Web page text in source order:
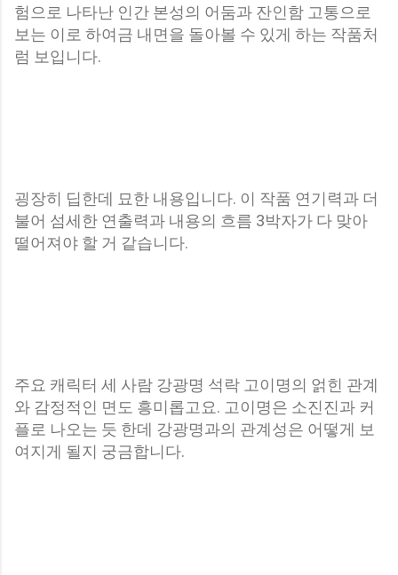
험으로 나타난 인간 본성의 어둠과 잔인함 고통으로
보는 이로 하여금 내면을 돌아볼 수 있게 하는 작품처
럼 보입니다.
굉장히 딥한데 묘한 내용입니다. 이 작품 연기력과 더
불어 섬세한 연출력과 내용의 흐름 3박자가 다 맞아
떨어져야 할 거 같습니다.
주요 캐릭터 세 사람 강광명 석락 고이명의 얽힌 관계
와 감정적인 면도 흥미롭고요. 고이명은 소진진과 커
플로 나오는 듯 한데 강광명과의 관계성은 어떻게 보
여지게 될지 궁금합니다.